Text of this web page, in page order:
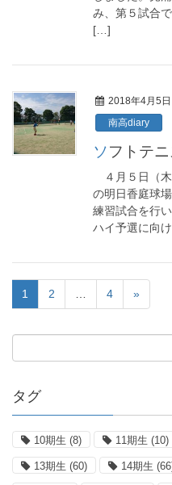
み、第５試合
[…]
2018年4月5日
南高diary
ソフト
４月５日（
の明日香庭球
練習試合を行
ハイ予選に向
1 2 4 »
タグ
10期生 (8) 11期生 (10)
13期生 (60) 14期生